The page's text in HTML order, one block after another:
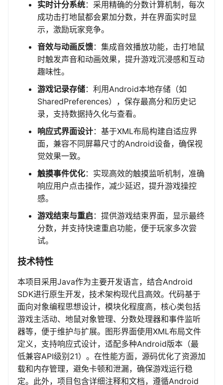
实时计分系统：采用精确的分数计算机制，每次
成功击打地鼠都会累加分数，并在界面实时显
示，激励玩家竞争。
音效与动画反馈：集成音效播放功能，击打地鼠
时触发声音和动画效果，提升游戏沉浸感和互动
趣味性。
游戏记录存储：利用Android本地存储（如
SharedPreferences），保存最高分和历史记
录，支持数据持久化与查看。
响应式界面设计：基于XML布局构建自适应界
面，兼容不同屏幕尺寸的Android设备，确保视
觉效果一致。
触摸事件优化：实现高效的触摸监听机制，准确
响应用户点击操作，减少延迟，提升游戏操控
感。
游戏结束与重启 ：提供游戏结束界面，显示最终
分数，并支持快速重启功能，便于玩家多次尝
试。
技术特性
本项目采用Java作为主要开发语言，结合Android
SDK进行原生开发，技术架构现代且高效。代码基于
面向对象编程思想设计，模块化程度高，核心类包括
游戏主活动、地鼠对象管理、分数处理器和事件监听
器等，便于维护与扩展。图形界面使用XML布局文件
定义，支持响应式设计，适配多种Android版本（最
低兼容API级别21）。在性能方面，源码优化了资源加
载和内存管理，避免卡顿和泄漏，确保游戏运行稳
定。此外，项目包含详细注释和文档，遵循Android